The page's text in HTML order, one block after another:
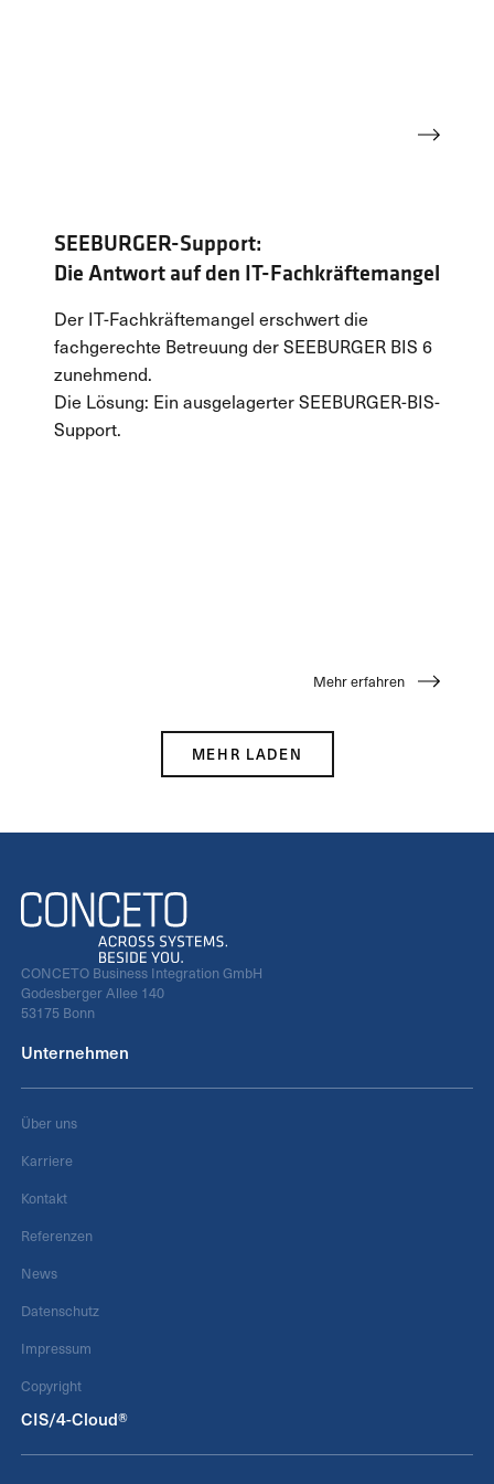
SEEBURGER-Support:
Die Antwort auf den IT-Fachkräftemangel
Der IT-Fachkräftemangel erschwert die
fachgerechte Betreuung der SEEBURGER BIS 6
zunehmend.
Die Lösung: Ein ausgelagerter SEEBURGER-BIS-
Support.
Mehr erfahren
MEHR LADEN
CONCETO Business Integration GmbH
Godesberger Allee 140
53175 Bonn
Unternehmen
Über uns
Karriere
Kontakt
Referenzen
News
Datenschutz
Impressum
Copyright
CIS/4-Cloud®